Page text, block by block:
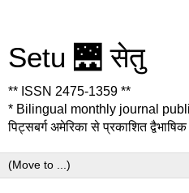
Setu 🌉 सेतु
** ISSN 2475-1359 **
* Bilingual monthly journal
पिट्सबर्ग अमेरिका से प्रकाशित